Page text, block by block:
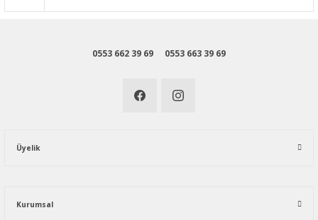
0553 662 39 69 0553 663 39 69
Üyelik
Kurumsal